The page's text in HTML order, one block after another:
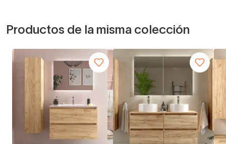
Productos de la misma colección